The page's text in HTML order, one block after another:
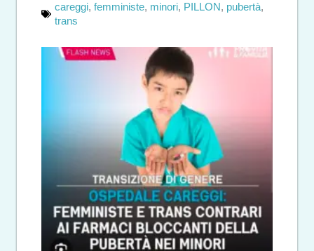
careggi, femministe, minori, PILLON, pubertà,
trans